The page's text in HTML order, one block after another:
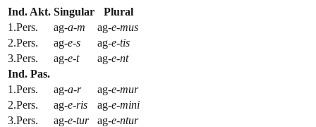
Ind. Akt. Singular
Plural
1.Pers.
ag-a-m ag-e-mus
2.Pers.
ag-e-s ag-e-tis
3.Pers.
ag-e-t ag-e-nt
Ind. Pas.
1.Pers.
ag-a-r ag-e-mur
2.Pers.
ag-e-ris ag-e-mini
3.Pers.
ag-e-tur ag-e-ntur